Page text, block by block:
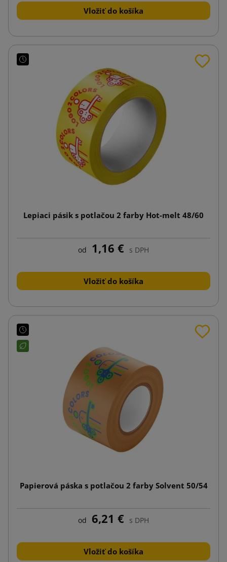
Vložiť do košíka
Lepiaci pásik s potlačou 2 farby Hot-melt 48/60
od 1,16 € s DPH
Vložiť do košíka
Papierová páska s potlačou 2 farby Solvent 50/54
od 6,21 € s DPH
Vložiť do košíka